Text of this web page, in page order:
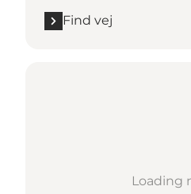
Find vej
Loading